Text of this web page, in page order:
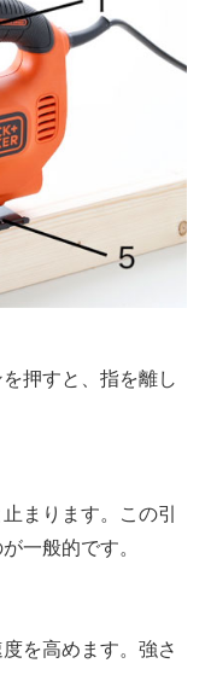
押すと、指を離し
まります。この引
一般的です。
を高めます。強さ